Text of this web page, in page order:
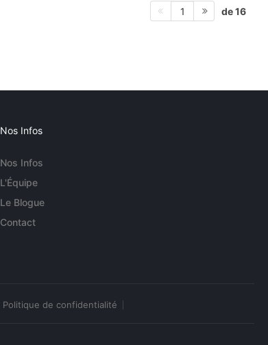
1 de 16
Nos Infos
Nos Infos
L'Équipe
Le Blogue
Contact
Politique de confidentialité